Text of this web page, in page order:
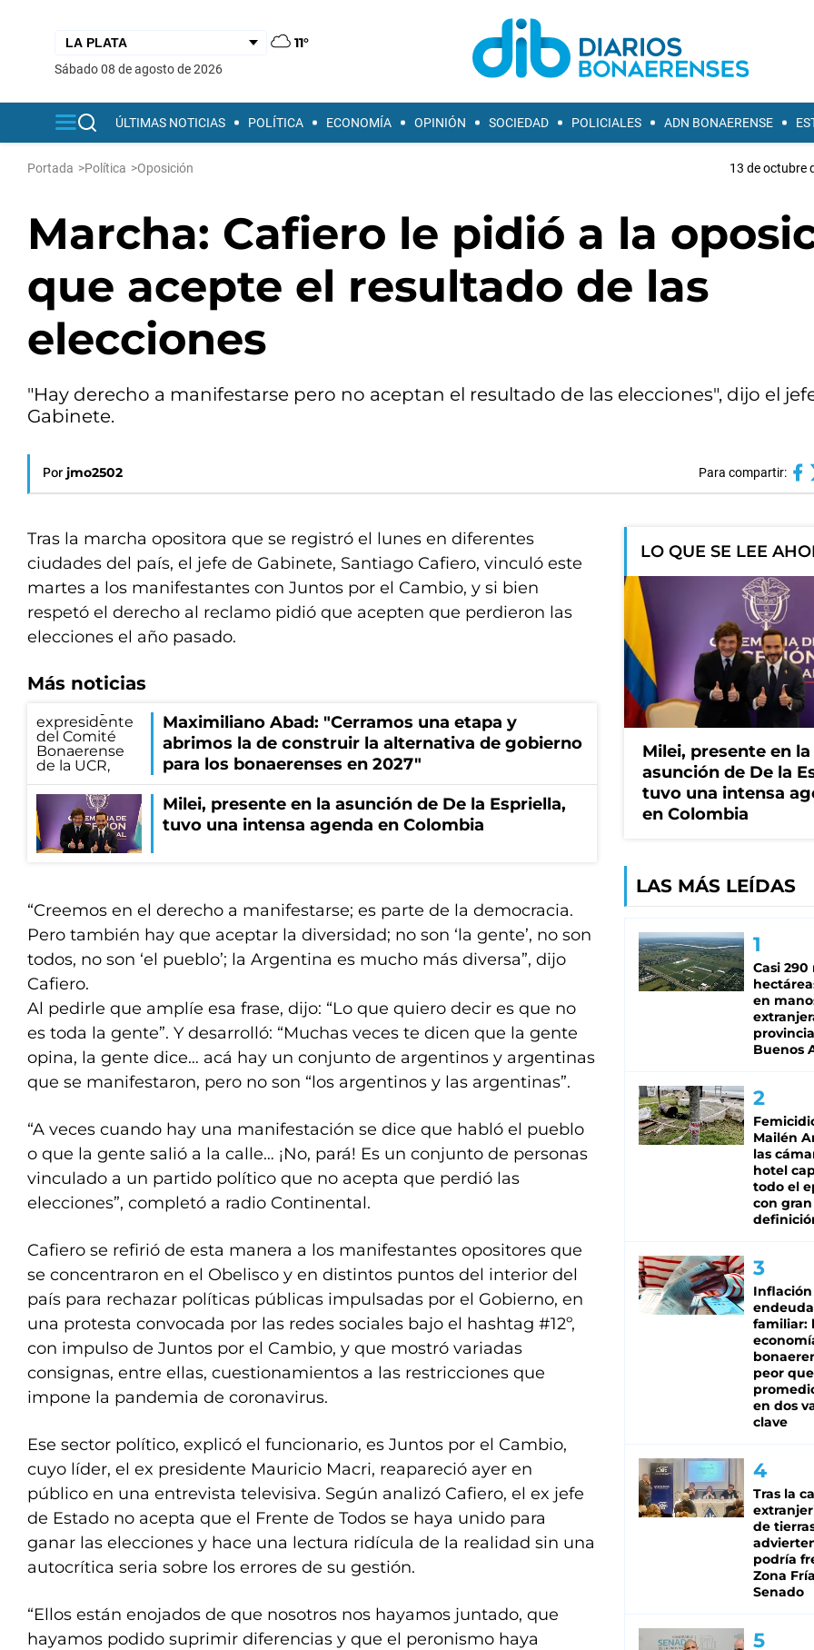
11°
sábado 08 de agosto de 2026
ÚLTIMAS NOTICIAS POLÍTICA ECONOMÍA OPINIÓN SOCIEDAD POLICIALES ADN BONAERENSE
Portada >Política >Oposición 13 de octubre
Marcha: Cafiero le pidió a la
que acepte el resultado de las
elecciones
"Hay derecho a manifestarse pero no aceptan el resultado de las elecciones", dijo el
Gabinete.
Por jmo2502 Para compartir:
Tras la marcha opositora que se registró el lunes en diferentes
ciudades del país, el jefe de Gabinete, Santiago Cafiero, vinculó este
martes a los manifestantes con Juntos por el Cambio, y si bien
respetó el derecho al reclamo pidió que acepten que perdieron las
elecciones el año pasado.
Más noticias
Maximiliano Abad: "Cerramos una etapa y
abrimos la de construir la alternativa de gobierno
para los bonaerenses en 2027"
Milei, presente en la asunción de De la Espriella,
tuvo una intensa agenda en Colombia
“Creemos en el derecho a manifestarse; es parte de la democracia.
Pero también hay que aceptar la diversidad; no son ‘la gente’, no son
todos, no son ‘el pueblo’; la Argentina es mucho más diversa”, dijo
Cafiero.
Al pedirle que amplíe esa frase, dijo: “Lo que quiero decir es que no
es toda la gente”. Y desarrolló: “Muchas veces te dicen que la gente
opina, la gente dice… acá hay un conjunto de argentinos y argentinas
que se manifestaron, pero no son “los argentinos y las argentinas”.
“A veces cuando hay una manifestación se dice que habló el pueblo
o que la gente salió a la calle… ¡No, pará! Es un conjunto de personas
vinculado a un partido político que no acepta que perdió las
elecciones”, completó a radio Continental.
Cafiero se refirió de esta manera a los manifestantes opositores que
se concentraron en el Obelisco y en distintos puntos del interior del
país para rechazar políticas públicas impulsadas por el Gobierno, en
una protesta convocada por las redes sociales bajo el hashtag #12º,
con impulso de Juntos por el Cambio, y que mostró variadas
consignas, entre ellas, cuestionamientos a las restricciones que
impone la pandemia de coronavirus.
Ese sector político, explicó el funcionario, es Juntos por el Cambio,
cuyo líder, el ex presidente Mauricio Macri, reapareció ayer en
público en una entrevista televisiva. Según analizó Cafiero, el ex jefe
de Estado no acepta que el Frente de Todos se haya unido para
ganar las elecciones y hace una lectura ridícula de la realidad sin una
autocrítica seria sobre los errores de su gestión.
“Ellos están enojados de que nosotros nos hayamos juntado, que
hayamos podido suprimir diferencias y que el peronismo haya
LO QUE SE LEE
Milei, presente en la
asunción de De la
tuvo una intensa
en Colombia
LAS MÁS LEÍDAS
Casi 290
en
Buenos
Mailén
las
hotel
todo el
con gran
Inflación
familiar:
peor
en dos
clave
Tras la
de
podría
Zona
Senado